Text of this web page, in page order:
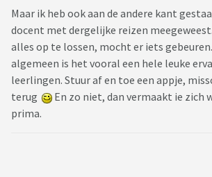
Maar ik heb ook aan de andere kant
docent met dergelijke reizen
alles op te lossen, mocht er iets
algemeen is het vooral een hele leuke
leerlingen. Stuur af en toe een appje,
terug
En zo niet, dan vermaakt ie zich
prima.